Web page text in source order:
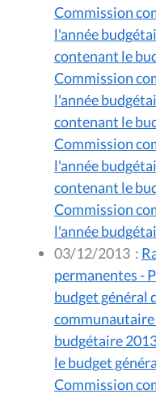
Commission
l'année
contenant le
Commission
l'année
contenant le
Commission
l'année
contenant le
Commission
l'année
03/12/2013 :
permanentes -
budget général
budgétaire
le budget
Commission